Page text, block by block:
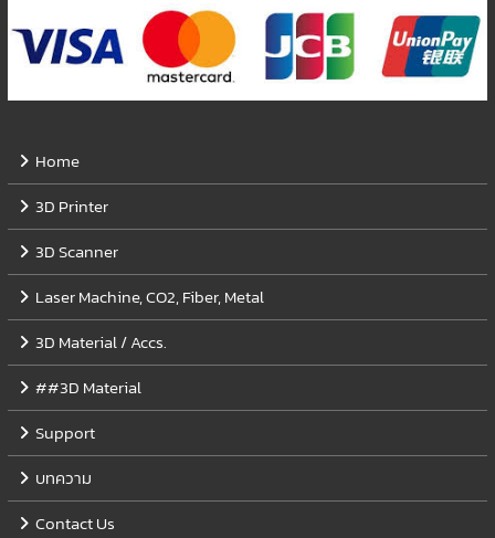
Home
3D Printer
3D Scanner
Laser Machine, CO2, Fiber, Metal
3D Material / Accs.
##3D Material
Support
บทความ
Contact Us